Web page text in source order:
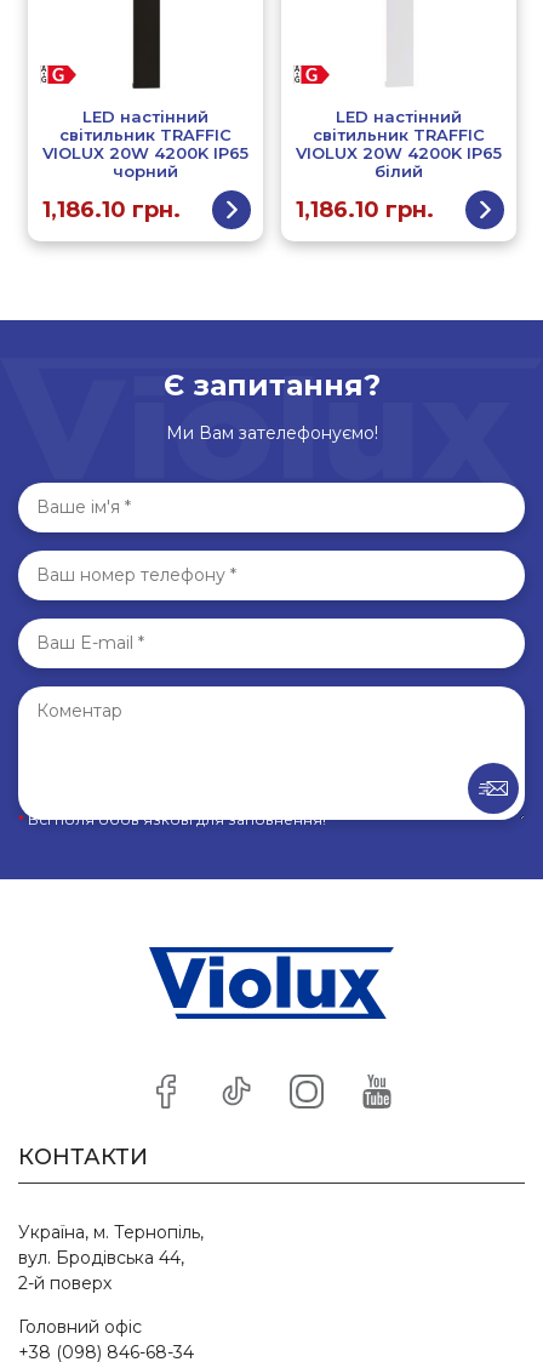
LED настінний
світильник TRAFFIC
VIOLUX 20W 4200K IP65
чорний
1,186.10 грн.
LED настінний
світильник TRAFFIC
VIOLUX 20W 4200K IP65
білий
1,186.10 грн.
Є запитання?
Ми Вам зателефонуємо!
*Всі поля обов’язкові для заповнення!
КОНТАКТИ
Україна, м. Тернопіль,
вул. Бродівська 44,
2-й поверх
Головний офіс
+38 (098) 846-68-34